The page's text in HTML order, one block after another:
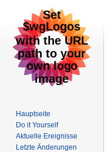
Hauptseite
Do it Yourself
Aktuelle Ereignisse
Letzte Änderungen